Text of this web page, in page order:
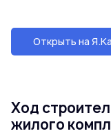
Открыть на
Ход
жилого